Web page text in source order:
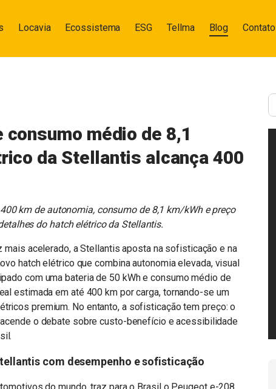
Locavia Ecossistema ESG Tellma Blog Contato
consumo médio de 8,1
da Stellantis alcança 400
km de autonomia, consumo de 8,1 km/kWh e preço
do hatch elétrico da Stellantis.
mais acelerado, a Stellantis aposta na sofisticação e na
hatch elétrico que combina autonomia elevada, visual
com uma bateria de 50 kWh e consumo médio de
estimada em até 400 km por carga, tornando-se um
premium. No entanto, a sofisticação tem preço: o
o debate sobre custo-benefício e acessibilidade
com desempenho e sofisticação